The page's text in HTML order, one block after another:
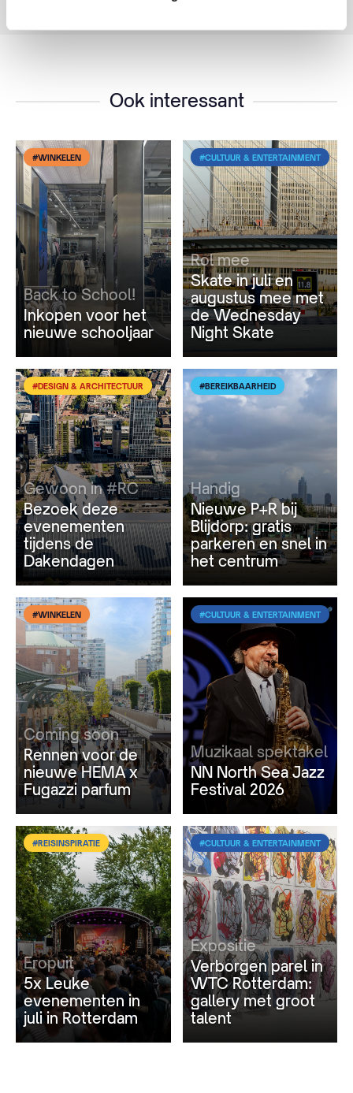
Ook interessant
#WINKELEN
Back to School!
Inkopen voor het
nieuwe schooljaar
#CULTUUR & ENTERTAINMENT
Rol mee
Skate in juli en
augustus mee met
de Wednesday
Night Skate
#DESIGN & ARCHITECTUUR
Gewoon in #RC
Bezoek deze
evenementen
tijdens de
Dakendagen
#BEREIKBAARHEID
Handig
Nieuwe P+R bij
Blijdorp: gratis
parkeren en snel in
het centrum
#WINKELEN
Coming soon
Rennen voor de
nieuwe HEMA x
Fugazzi parfum
#CULTUUR & ENTERTAINMENT
Muzikaal spektakel
NN North Sea Jazz
Festival 2026
#REISINSPIRATIE
Eropuit
5x Leuke
evenementen in
juli in Rotterdam
#CULTUUR & ENTERTAINMENT
Expositie
Verborgen parel in
WTC Rotterdam:
gallery met groot
talent